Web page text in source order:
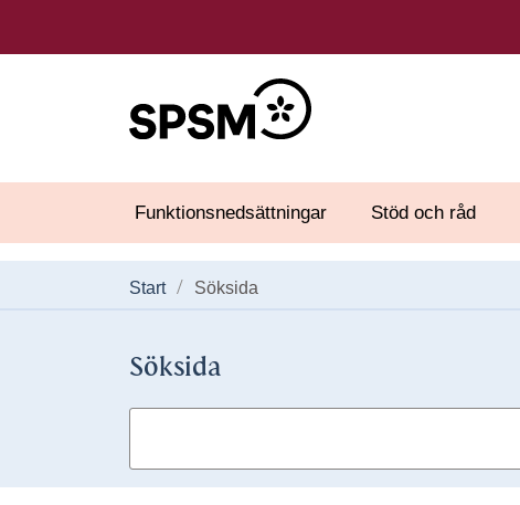
Funktionsnedsättningar Stöd och råd
Start Söksida
Söksida